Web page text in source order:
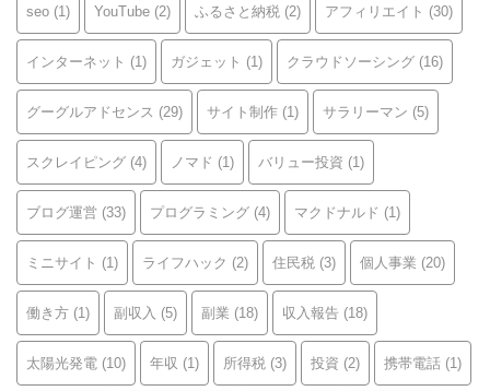
seo (1) YouTube (2) ふるさと納税 (2) アフィリエイト (30)
インターネット (1) ガジェット (1) クラウドソーシング (16)
グーグルアドセンス (29) サイト制作 (1) サラリーマン (5)
スクレイピング (4) ノマド (1) バリュー投資 (1)
ブログ運営 (33) プログラミング (4) マクドナルド (1)
ミニサイト (1) ライフハック (2) 住民税 (3) 個人事業 (20)
働き方 (1) 副収入 (5) 副業 (18) 収入報告 (18)
太陽光発電 (10) 年収 (1) 所得税 (3) 投資 (2) 携帯電話 (1)